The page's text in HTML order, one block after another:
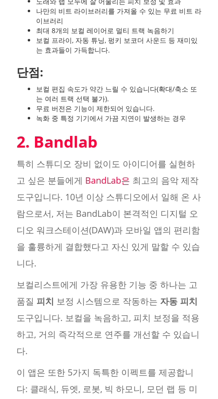
나만의 비트 라이브러리를 가져올 수 있는 무료 비트 라
이브러리
최대 8개의 보컬 레이어로 멀티 트랙 녹음하기
보컬 프라이, 자동 튜닝, 펑키 보코더 사운드 등 재미있
는 효과들이 가득합니다.
단점:
보컬 편집 속도가 약간 느릴 수 있습니다(확대/축소 또
는 여러 트랙 선택 불가).
무료 버전은 기능이 제한되어 있습니다.
녹화 중 특정 기기에서 가끔 지연이 발생하는 경우
2. Bandlab
특히 스튜디오 장비 없이도 아이디어를 실현하
고 싶은 분들에게 BandLab은 최고의 음악 제작
도구입니다. 10년 이상 스튜디오에서 일해 온 사
람으로서, 저는 BandLab이 본격적인 디지털 오
디오 워크스테이션(DAW)과 모바일 앱의 편리함
을 훌륭하게 결합했다고 자신 있게 말할 수 있습
니다.
보컬리스트에게 가장 유용한 기능 중 하나는 고
품질 피치 보정 시스템으로 작동하는 자동 피치
도구입니다. 보컬을 녹음하고, 피치 보정을 적용
하고, 거의 즉각적으로 연주를 개선할 수 있습니
다.
이 앱은 또한 5가지 독특한 이펙트를 제공합니
다: 클래식, 듀엣, 로봇, 빅 하모니, 모던 랩 등 미